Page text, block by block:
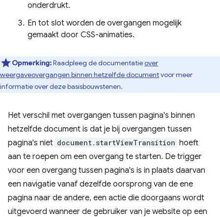
onderdrukt.
En tot slot worden de overgangen mogelijk
gemaakt door CSS-animaties.
Opmerking:Raadpleeg de documentatieover
weergaveovergangen binnen hetzelfde documentvoor meer
informatie over deze basisbouwstenen.
Het verschil met overgangen tussen pagina's binnen
hetzelfde document is dat je bij overgangen tussen
pagina's niet document.startViewTransition hoeft
aan te roepen om een ​​overgang te starten. De trigger
voor een overgang tussen pagina's is in plaats daarvan
een navigatie vanaf dezelfde oorsprong van de ene
pagina naar de andere, een actie die doorgaans wordt
uitgevoerd wanneer de gebruiker van je website op een